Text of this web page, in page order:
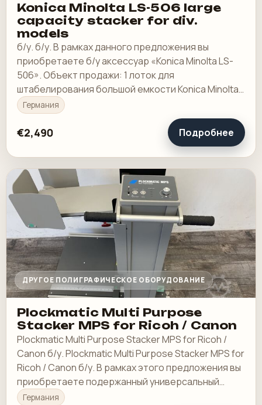
Konica Minolta LS-506 large
capacity stacker for div.
models
б/у. б/у. В рамках данного предложения вы
приобретаете б/у аксессуар «Konica Minolta LS-
506». Объект продажи: 1 лоток для
штабелирования большой емкости Konica Minolta
LS-506: Подходит для различных машин
производства Minolta.
Германия
€2,490 Подробнее
ДРУГОЕ ПОЛИГРАФИЧЕСКОЕ ОБОРУДОВАНИЕ
Plockmatic Multi Purpose
Stacker MPS for Ricoh / Canon
Plockmatic Multi Purpose Stacker MPS for Ricoh /
Canon б/у. Plockmatic Multi Purpose Stacker MPS for
Ricoh / Canon б/у. В рамках этого предложения вы
приобретаете подержанный универсальный
штабелер «Plockmatic MPS».
Германия